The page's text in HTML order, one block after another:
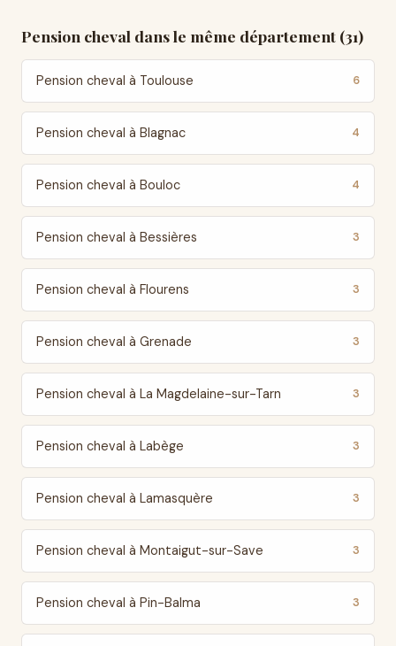
Pension cheval dans le même département (31)
Pension cheval à Toulouse 6
Pension cheval à Blagnac 4
Pension cheval à Bouloc 4
Pension cheval à Bessières 3
Pension cheval à Flourens 3
Pension cheval à Grenade 3
Pension cheval à La Magdelaine-sur-Tarn 3
Pension cheval à Labège 3
Pension cheval à Lamasquère 3
Pension cheval à Montaigut-sur-Save 3
Pension cheval à Pin-Balma 3